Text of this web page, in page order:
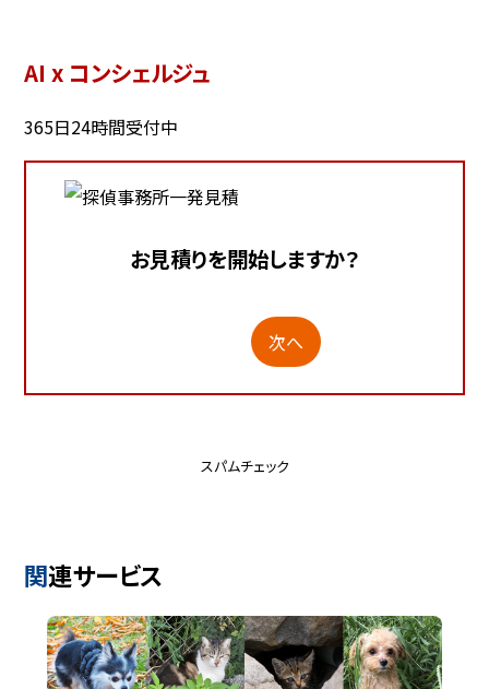
AI x コンシェルジュ
365日24時間受付中
お見積りを開始しますか？
次へ
スパムチェック
関連サービス